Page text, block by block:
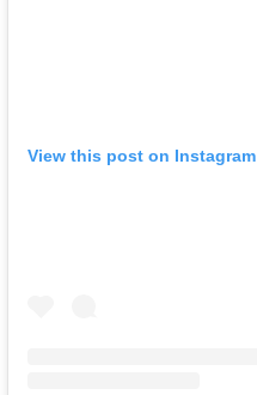
View this post on Instagram